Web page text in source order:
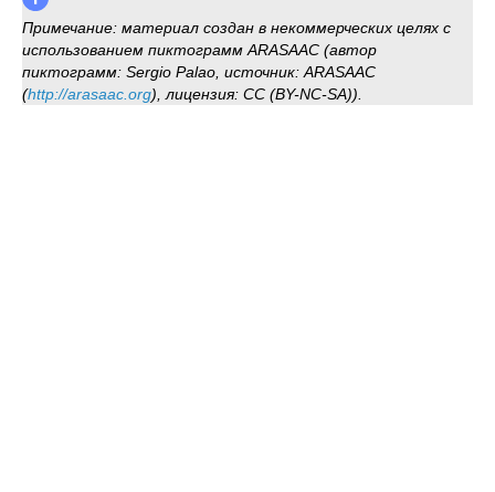
Примечание: материал создан в некоммерческих целях с
использованием пиктограмм ARASAAC (автор
пиктограмм: Sergio Palao, источник: ARASAAC
(http://arasaac.org), лицензия: CC (BY-NC-SA)).